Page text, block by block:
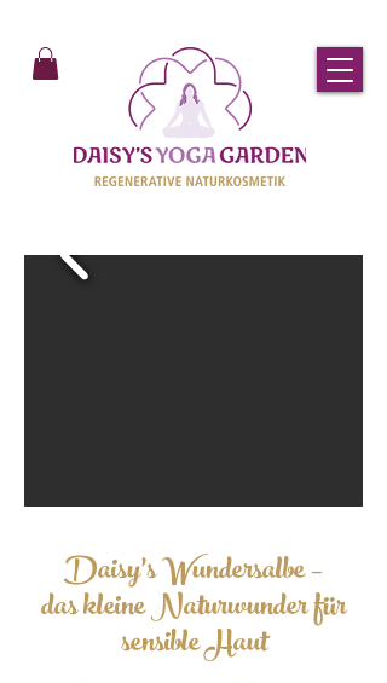
Daisy’s Wundersalbe –
das kleine Naturwunder für
sensible Haut